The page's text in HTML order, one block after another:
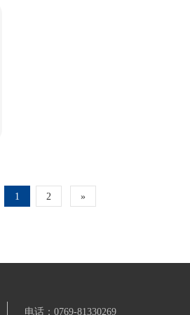
1 2 »
电话：0769-81330269